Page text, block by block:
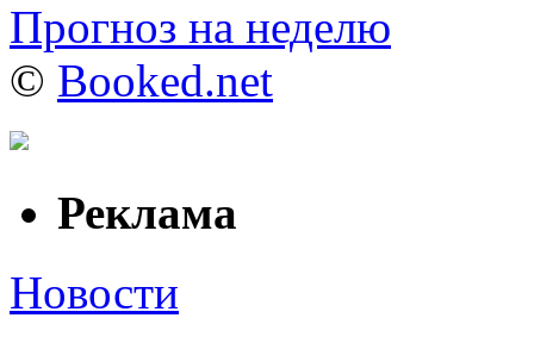
Прогноз на неделю
© Booked.net
Реклама
Новости